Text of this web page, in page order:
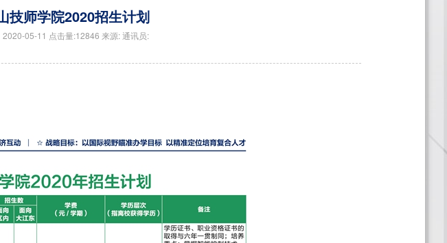
技师学院2020招生计划
2020-05-11 点击量:12846 来源: 通讯员: